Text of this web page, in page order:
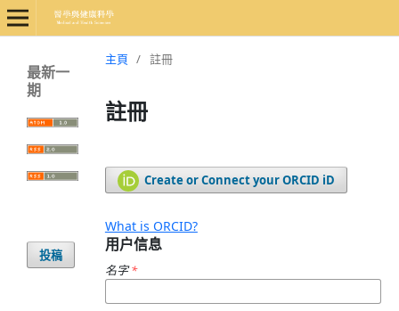
主頁 / 註冊
註冊
Create or Connect your ORCID iD
What is ORCID?
用户信息
名字*
最新一
期
投稿